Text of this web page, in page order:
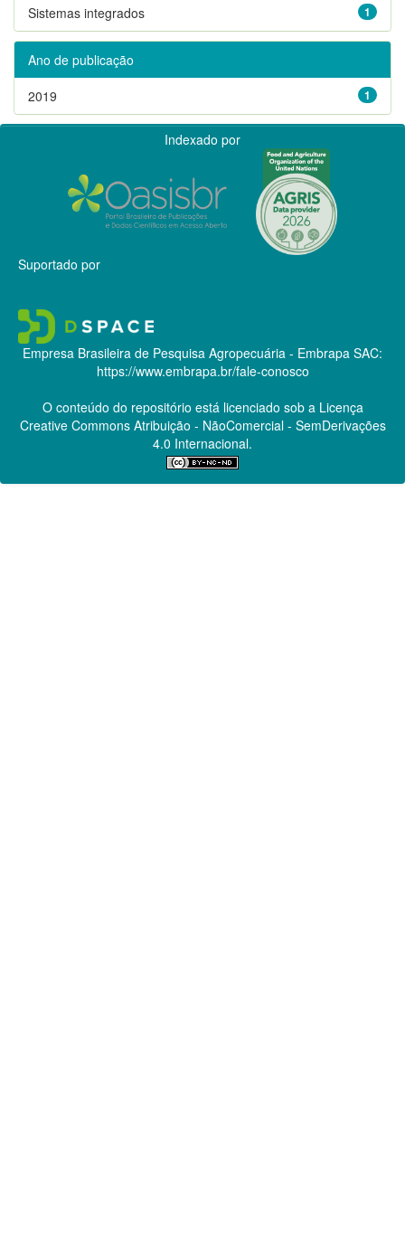
1
Sistemas integrados
Ano de publicação
1
2019
Indexado por
Suportado por
Empresa Brasileira de Pesquisa Agropecuária - Embrapa SAC:
https://www.embrapa.br/fale-conosco
O conteúdo do repositório está licenciado sob a Licença
Creative CommonsAtribuição - NãoComercial - SemDerivações
4.0 Internacional.